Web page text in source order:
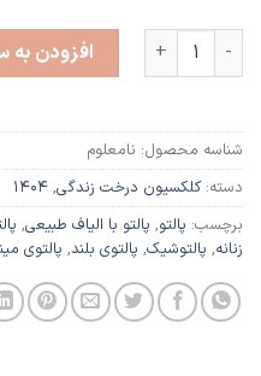
خیزران عدد افزودن به
شناسه محصول: نامعلوم
دسته:کلکسیون درخت زندگی, ۱۴۰۴
برچسب: پالتو, پالتو با الیاف طبیعی,
زنانه, پالتوشیک, پالتوی بلند, پالتوی